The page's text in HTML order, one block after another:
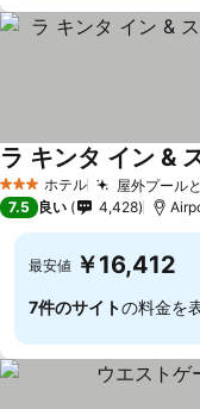
3 ホテルのランク
ホテル 屋外プール
7.5 良い 4,428
最安値 ￥16,412
7件のサイトの料金を